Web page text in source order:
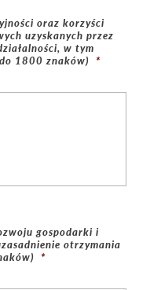
oraz korzyści
uzyskanych przez
w tym
1800 znaków)
*
gospodarki i
otrzymania
*